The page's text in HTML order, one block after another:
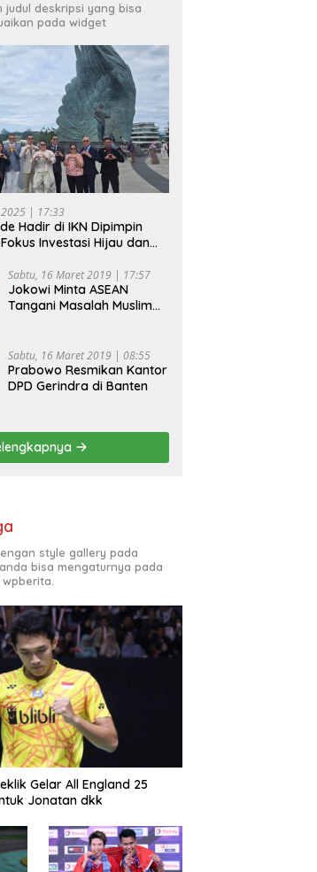
judul deskripsi yang bisa
pada widget
2025 | 17:33
Hadir di IKN Dipimpin
Investasi Hijau dan
Sabtu, 16 Maret 2019 | 17:57
Jokowi Minta ASEAN
Tangani Masalah Muslim
Sabtu, 16 Maret 2019 | 08:55
Prabowo Resmikan Kantor
DPD Gerindra di Banten
style gallery pada
bisa mengaturnya pada
Gelar All England 25
Jonatan dkk